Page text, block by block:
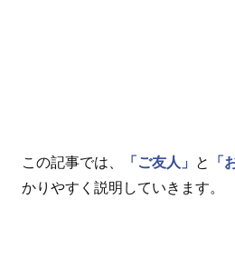
この記事では、 「ご友人」 と 「
かりやすく説明していきます。